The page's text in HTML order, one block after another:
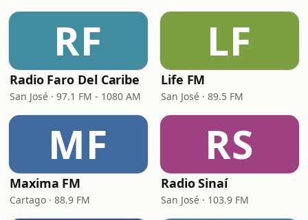
RF
Radio Faro Del Caribe
San José · 97.1 FM - 1080 AM
LF
Life FM
San José · 89.5 FM
MF
Maxima FM
Cartago · 88.9 FM
RS
Radio Sinaí
San José · 103.9 FM